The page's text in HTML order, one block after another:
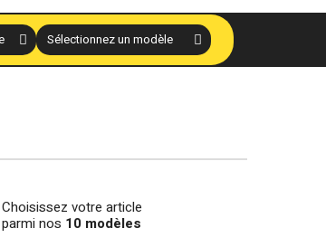
Choisissez votre article
parmi nos 10 modèles